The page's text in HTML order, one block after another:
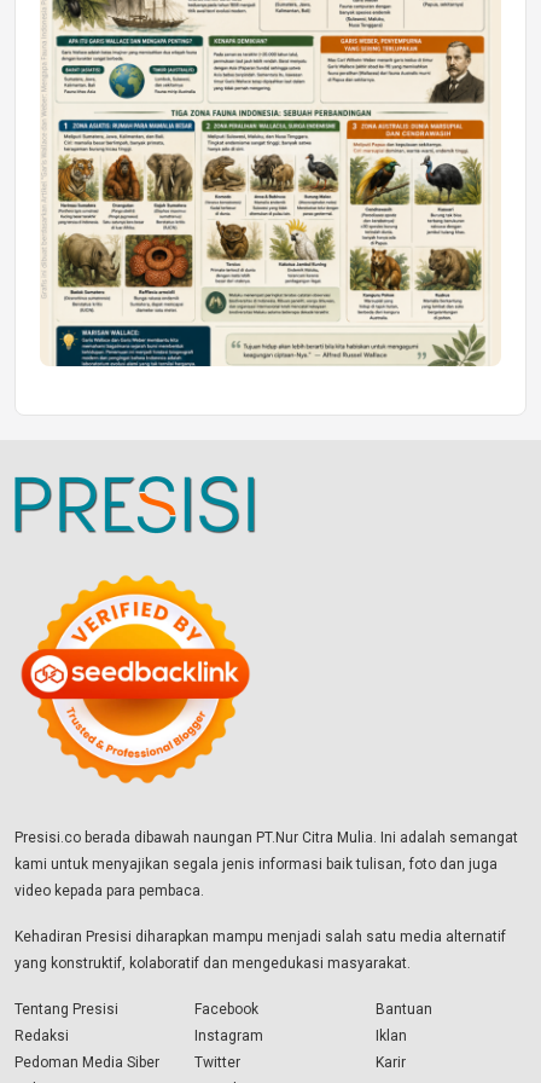
Presisi.co berada dibawah naungan PT.Nur Citra Mulia. Ini adalah semangat
kami untuk menyajikan segala jenis informasi baik tulisan, foto dan juga
video kepada para pembaca.
Kehadiran Presisi diharapkan mampu menjadi salah satu media alternatif
yang konstruktif, kolaboratif dan mengedukasi masyarakat.
Tentang Presisi
Redaksi
Pedoman Media Siber
Facebook
Instagram
Twitter
Bantuan
Iklan
Karir